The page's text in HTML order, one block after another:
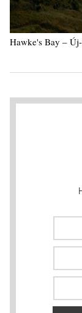
Hawke's Bay –